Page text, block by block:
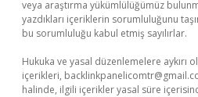
veya araştırma yükümlülüğümüz
yazdıkları içeriklerin sorumluluğunu
bu sorumluluğu kabul etmiş sayılırlar.
Hukuka ve yasal düzenlemelere aykırı
içerikleri,
halinde, ilgili içerikler yasal süre